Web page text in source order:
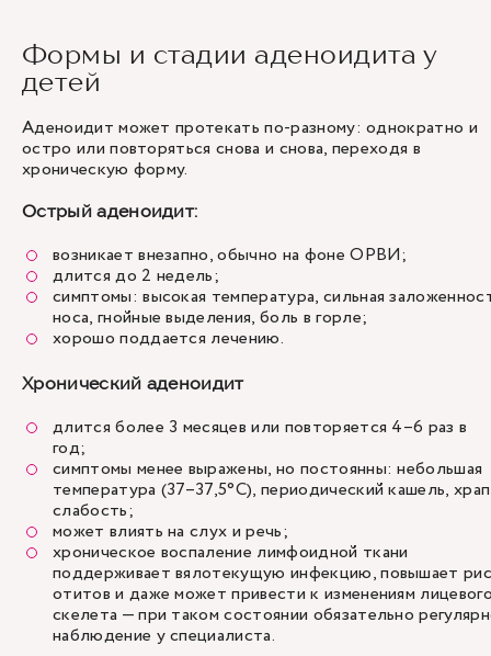
Формы и стадии аденоидита у
детей
Аденоидит может протекать по-разному: однократно и
остро или повторяться снова и снова, переходя в
хроническую форму.
Острый аденоидит:
возникает внезапно, обычно на фоне ОРВИ;
длится до 2 недель;
симптомы: высокая температура, сильная
носа, гнойные выделения, боль в горле;
хорошо поддается лечению.
Хронический аденоидит
длится более 3 месяцев или повторяется 4–6 раз в
год;
симптомы менее выражены, но постоянны: небольшая
температура (37–37,5°C), периодический кашель,
слабость;
может влиять на слух и речь;
хроническое воспаление лимфоидной ткани
поддерживает вялотекущую инфекцию, повышает
отитов и даже может привести к изменениям
скелета — при таком состоянии обязательно
наблюдение у специалиста.